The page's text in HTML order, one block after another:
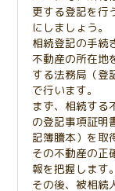
更する登記を行
にしましょう。
相続登記の手続
不動産の所在地
する法務局（登
で行います。
まず、相続する
の登記事項証明
記簿謄本）を取
その不動産の正
報を把握します。
その後、被相続